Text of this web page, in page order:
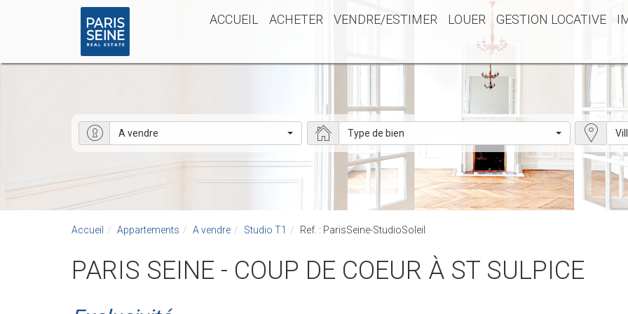
ACCUEIL ACHETER VENDRE/ESTIMER LOUER GESTION LOCATIVE
A vendre Type de bien
Accueil Appartements A vendre Studio T1 Ref. : ParisSeine-StudioSoleil
PARIS SEINE - COUP DE COEUR À ST SULPICE